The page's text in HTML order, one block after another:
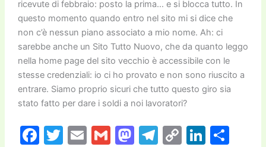
ricevute di febbraio: posto la prima… e si blocca tutto. In
questo momento quando entro nel sito mi si dice che
non c’è nessun piano associato a mio nome. Ah: ci
sarebbe anche un Sito Tutto Nuovo, che da quanto leggo
nella home page del sito vecchio è accessibile con le
stesse credenziali: io ci ho provato e non sono riuscito a
entrare. Siamo proprio sicuri che tutto questo giro sia
stato fatto per dare i soldi a noi lavoratori?
F T E G M T C Li C